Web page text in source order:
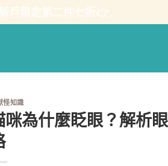
怪知識
咪為什麼眨眼？解析